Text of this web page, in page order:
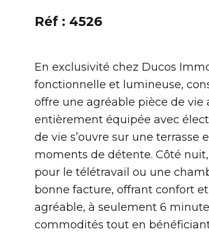
Réf : 4526
En exclusivité chez Ducos
fonctionnelle et lumineuse,
offre une agréable pièce de
entièrement équipée avec
de vie s’ouvre sur une
moments de détente. Côté
pour le télétravail ou une
bonne facture, offrant confort
agréable, à seulement 6
commodités tout en